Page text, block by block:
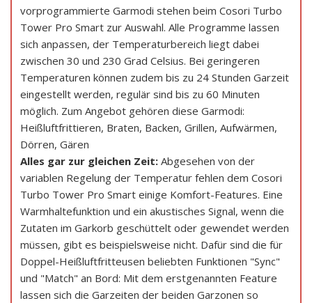
vorprogrammierte Garmodi stehen beim Cosori Turbo
Tower Pro Smart zur Auswahl. Alle Programme lassen
sich anpassen, der Temperaturbereich liegt dabei
zwischen 30 und 230 Grad Celsius. Bei geringeren
Temperaturen können zudem bis zu 24 Stunden Garzeit
eingestellt werden, regulär sind bis zu 60 Minuten
möglich. Zum Angebot gehören diese Garmodi:
Heißluftfrittieren, Braten, Backen, Grillen, Aufwärmen,
Dörren, Gären
Alles gar zur gleichen Zeit: Abgesehen von der
variablen Regelung der Temperatur fehlen dem Cosori
Turbo Tower Pro Smart einige Komfort-Features. Eine
Warmhaltefunktion und ein akustisches Signal, wenn die
Zutaten im Garkorb geschüttelt oder gewendet werden
müssen, gibt es beispielsweise nicht. Dafür sind die für
Doppel-Heißluftfritteusen beliebten Funktionen "Sync"
und "Match" an Bord: Mit dem erstgenannten Feature
lassen sich die Garzeiten der beiden Garzonen so